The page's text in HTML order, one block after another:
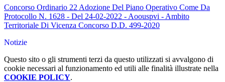
Concorso Ordinario 22 Adozione Del Piano Operativo Come Da
Protocollo N. 1628 - Del 24-02-2022 - Aoouspvi - Ambito
Territoriale Di Vicenza Concorso D.D. 499-2020
Notizie
Questo sito o gli strumenti terzi da questo utilizzati si avvalgono di
cookie necessari al funzionamento ed utili alle finalità illustrate nella
COOKIE POLICY.